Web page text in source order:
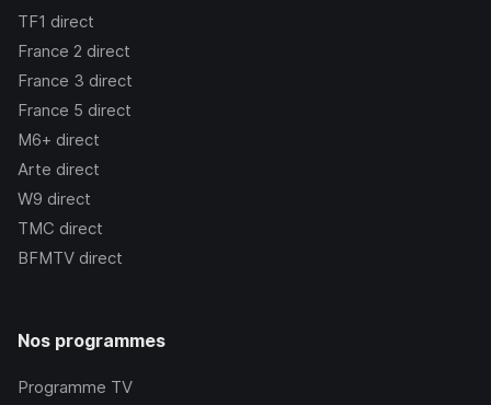
TF1 direct
France 2 direct
France 3 direct
France 5 direct
M6+ direct
Arte direct
W9 direct
TMC direct
BFMTV direct
Nos programmes
Programme TV